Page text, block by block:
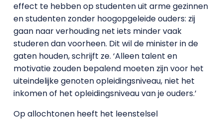
effect te hebben op studenten uit arme gezinnen
en studenten zonder hoogopgeleide ouders: zij
gaan naar verhouding net iets minder vaak
studeren dan voorheen. Dit wil de minister in de
gaten houden, schrijft ze. ‘Alleen talent en
motivatie zouden bepalend moeten zijn voor het
uiteindelijke genoten opleidingsniveau, niet het
inkomen of het opleidingsniveau van je ouders.’
Op allochtonen heeft het leenstelsel